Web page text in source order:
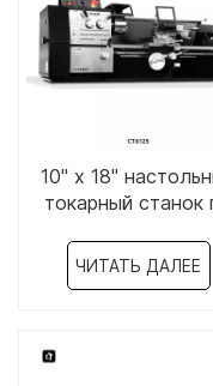
10" x 18"
токарный станок
ЧИТАТЬ ДАЛЕЕ